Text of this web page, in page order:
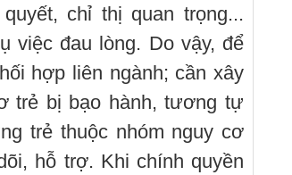
chỉ thị quan trọng...
việc đau lòng. Do vậy, để
hợp liên ngành; cần xây
trẻ bị bạo hành, tương tự
trẻ thuộc nhóm nguy cơ
hỗ trợ. Khi chính quyền